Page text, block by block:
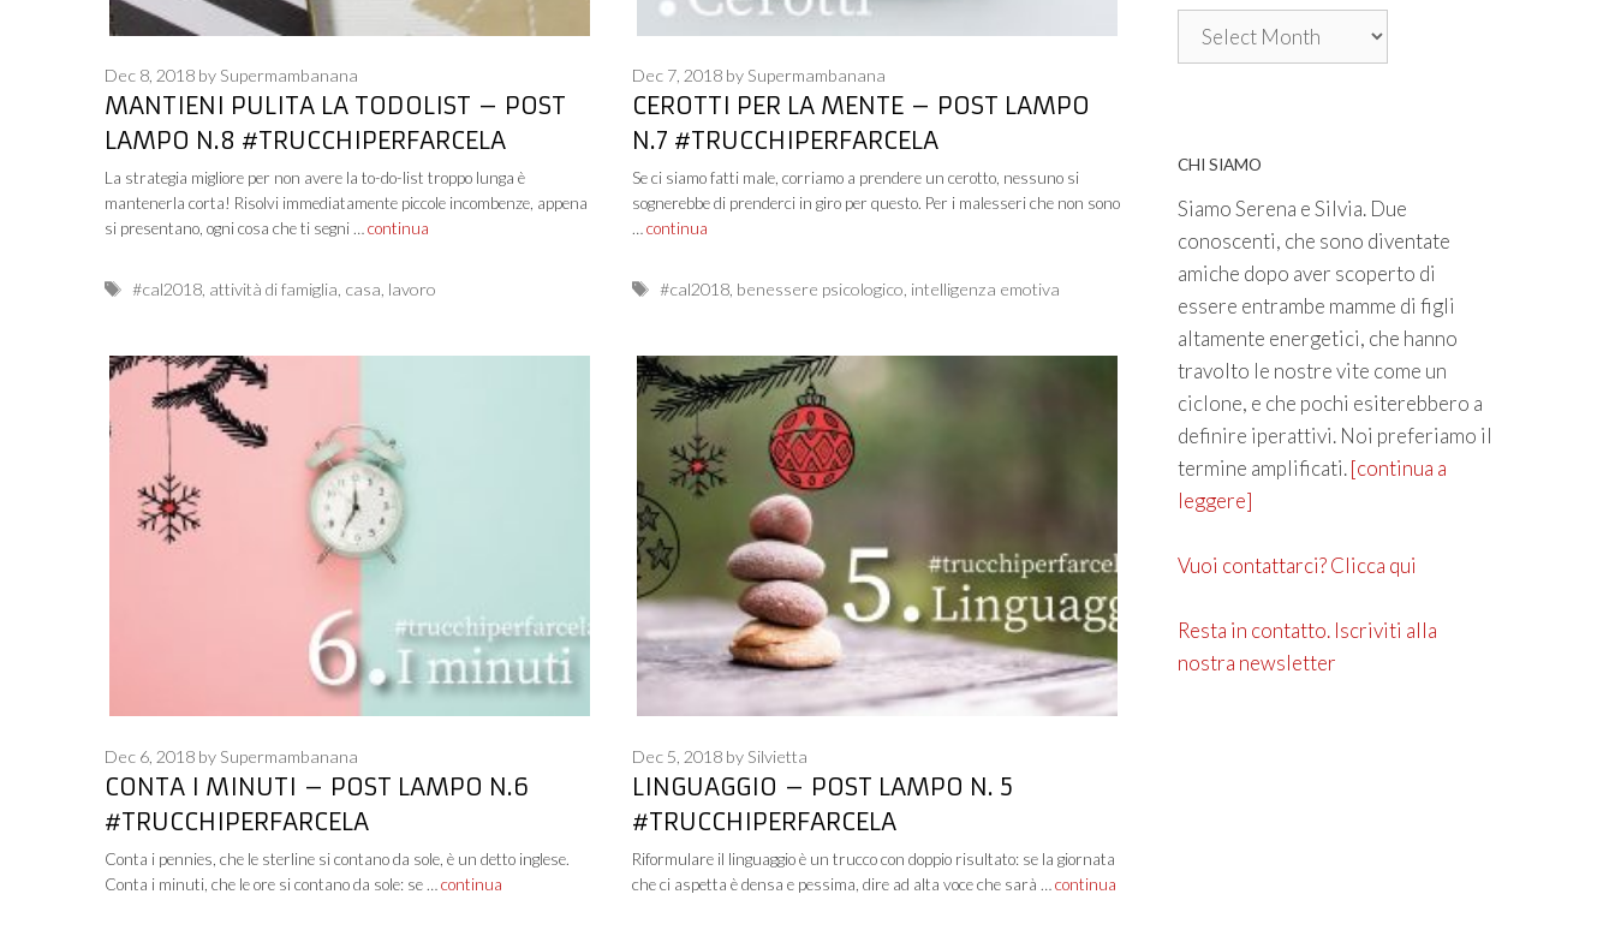
MANTIENI PULITA LA TODOLIST – POST
LAMPO N.8 #TRUCCHIPERFARCELA
Dec 8, 2018 by Supermambanana
La strategia migliore per non avere la to-do-list troppo lunga è
mantenerla corta! Risolvi immediatamente piccole incombenze, appena
si presentano, ogni cosa che ti segni … continua
Tags
#cal2018 attività di famiglia casa lavoro
CEROTTI PER LA MENTE – POST LAMPO
N.7 #TRUCCHIPERFARCELA
Dec 7, 2018 by Supermambanana
Se ci siamo fatti male, corriamo a prendere un cerotto, nessuno si
sognerebbe di prenderci in giro per questo. Per i malesseri che non sono
… continua
Tags
#cal2018, benessere psicologico intelligenza emotiva
CONTA I MINUTI – POST LAMPO N.6
#TRUCCHIPERFARCELA
Dec 6, 2018 by Supermambanana
Conta i pennies, che le sterline si contano da sole, è un detto inglese.
Conta i minuti, che le ore si contano da sole: se … continua
LINGUAGGIO – POST LAMPO N. 5
#TRUCCHIPERFARCELA
Dec 5, 2018 by Silvietta
Riformulare il linguaggio è un trucco con doppio risultato: se la giornata
che ci aspetta è densa e pessima, dire ad alta voce che sarà … continua
Archivio
CHI SIAMO
Siamo Serena e Silvia. Due
conoscenti, che sono diventate
amiche dopo aver scoperto di
essere entrambe mamme di figli
altamente energetici, che hanno
travolto le nostre vite come un
ciclone, e che pochi esiterebbero a
definire iperattivi. Noi preferiamo il
termine amplificati.[continua a
leggere]
Vuoi contattarci? Clicca qui
Resta in contatto. Iscriviti alla
nostra newsletter